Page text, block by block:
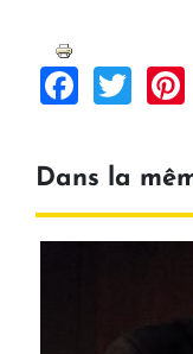
Dans la